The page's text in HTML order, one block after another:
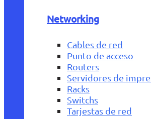
Networking
Cables de red
Punto de acceso
Routers
Servidores de
Racks
Switchs
Tarjestas de red